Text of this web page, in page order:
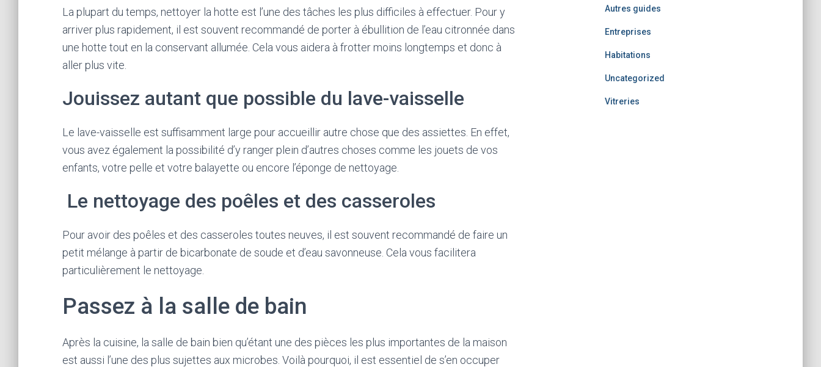
La plupart du temps, nettoyer la hotte est l’une des tâches les plus difficiles à effectuer. Pour y
arriver plus rapidement, il est souvent recommandé de porter à ébullition de l’eau citronnée dans
une hotte tout en la conservant allumée. Cela vous aidera à frotter moins longtemps et donc à
aller plus vite.
Jouissez autant que possible du lave-vaisselle
Le lave-vaisselle est suffisamment large pour accueillir autre chose que des assiettes. En effet,
vous avez également la possibilité d’y ranger plein d’autres choses comme les jouets de vos
enfants, votre pelle et votre balayette ou encore l’éponge de nettoyage.
Le nettoyage des poêles et des casseroles
Pour avoir des poêles et des casseroles toutes neuves, il est souvent recommandé de faire un
petit mélange à partir de bicarbonate de soude et d’eau savonneuse. Cela vous facilitera
particulièrement le nettoyage.
Passez à la salle de bain
Après la cuisine, la salle de bain bien qu’étant une des pièces les plus importantes de la maison
est aussi l’une des plus sujettes aux microbes. Voilà pourquoi, il est essentiel de s’en occuper
Autres guides
Entreprises
Habitations
Uncategorized
Vitreries